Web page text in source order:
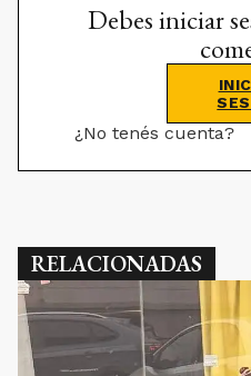
Debes iniciar
¿No tenés cuenta?
RELACIONADAS